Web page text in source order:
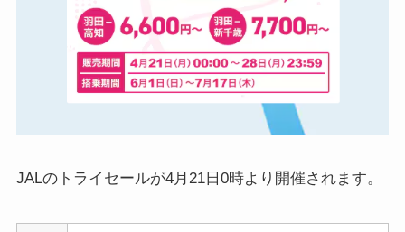
JALのトライセールが4月21日0時より開催されます。